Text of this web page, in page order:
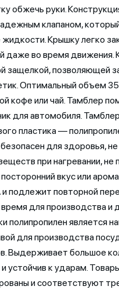
обжечь руки.
клапаном,
жидкости. Крышку легко
даже во время движения.
защелкой, позволяющей
Оптимальный объем
кофе или чай. Тамблер
для автомобиля.
пластика —
для здоровья,
при нагревании,
вкус или
подлежит повторной
для производства и
полипропилен является
для производства
Выдерживает большое
устойчив к ударам.
и соответствуют